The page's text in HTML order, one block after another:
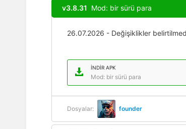
v3.8.31 Mod: bir sürü para
26.07.2026 - Değişiklikler
İNDIR APK
Mod: bir sürü para
Dosyalar: founder